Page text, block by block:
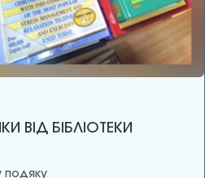
ВІД БІБЛІОТЕКИ
подяку